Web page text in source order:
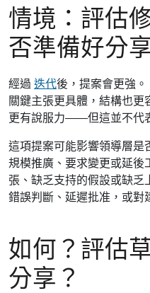
情境：評估
否準備好分
經過 迭代後，提案會更強
關鍵主張更具體，結構也更
更有說服力——但這並不代
這項提案可能影響領導層是
規模推廣、要求變更或延後
張、缺乏支持的假設或缺
錯誤判斷、延遲批准，或對
如何？評估
分享？